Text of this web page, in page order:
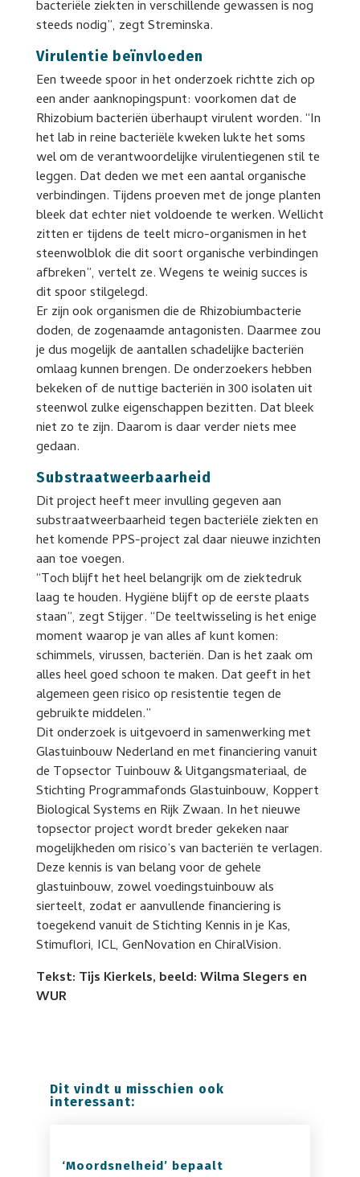
bacteriële ziekten in verschillende gewassen is nog
steeds nodig”, zegt Streminska.
Virulentie beïnvloeden
Een tweede spoor in het onderzoek richtte zich op
een ander aanknopingspunt: voorkomen dat de
Rhizobium bacteriën überhaupt virulent worden. “In
het lab in reine bacteriële kweken lukte het soms
wel om de verantwoordelijke virulentiegenen stil te
leggen. Dat deden we met een aantal organische
verbindingen. Tijdens proeven met de jonge planten
bleek dat echter niet voldoende te werken. Wellicht
zitten er tijdens de teelt micro-organismen in het
steenwolblok die dit soort organische verbindingen
afbreken”, vertelt ze. Wegens te weinig succes is
dit spoor stilgelegd.
Er zijn ook organismen die de Rhizobiumbacterie
doden, de zogenaamde antagonisten. Daarmee zou
je dus mogelijk de aantallen schadelijke bacteriën
omlaag kunnen brengen. De onderzoekers hebben
bekeken of de nuttige bacteriën in 300 isolaten uit
steenwol zulke eigenschappen bezitten. Dat bleek
niet zo te zijn. Daarom is daar verder niets mee
gedaan.
Substraatweerbaarheid
Dit project heeft meer invulling gegeven aan
substraatweerbaarheid tegen bacteriële ziekten en
het komende PPS-project zal daar nieuwe inzichten
aan toe voegen.
“Toch blijft het heel belangrijk om de ziektedruk
laag te houden. Hygiëne blijft op de eerste plaats
staan”, zegt Stijger. “De teeltwisseling is het enige
moment waarop je van alles af kunt komen:
schimmels, virussen, bacteriën. Dan is het zaak om
alles heel goed schoon te maken. Dat geeft in het
algemeen geen risico op resistentie tegen de
gebruikte middelen.”
Dit onderzoek is uitgevoerd in samenwerking met
Glastuinbouw Nederland en met financiering vanuit
de Topsector Tuinbouw & Uitgangsmateriaal, de
Stichting Programmafonds Glastuinbouw, Koppert
Biological Systems en Rijk Zwaan. In het nieuwe
topsector project wordt breder gekeken naar
mogelijkheden om risico’s van bacteriën te verlagen.
Deze kennis is van belang voor de gehele
glastuinbouw, zowel voedingstuinbouw als
sierteelt, zodat er aanvullende financiering is
toegekend vanuit de Stichting Kennis in je Kas,
Stimuflori, ICL, GenNovation en ChiralVision.
Tekst: Tijs Kierkels, beeld: Wilma Slegers en
WUR
Dit vindt u misschien ook
interessant:
‘Moordsnelheid’ bepaalt